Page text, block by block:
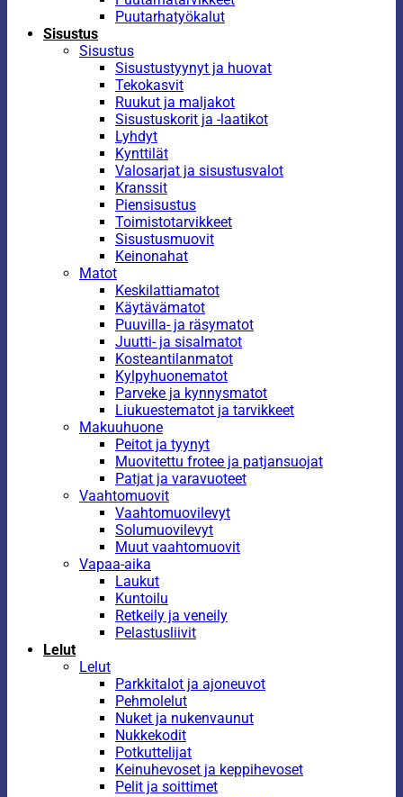
Puutarhatyökalut
Sisustus
Sisustus
Sisustustyynyt ja huovat
Tekokasvit
Ruukut ja maljakot
Sisustuskorit ja -laatikot
Lyhdyt
Kynttilät
Valosarjat ja sisustusvalot
Kranssit
Piensisustus
Toimistotarvikkeet
Sisustusmuovit
Keinonahat
Matot
Keskilattiamatot
Käytävämatot
Puuvilla- ja räsymatot
Juutti- ja sisalmatot
Kosteantilanmatot
Kylpyhuonematot
Parveke ja kynnysmatot
Liukuestematot ja tarvikkeet
Makuuhuone
Peitot ja tyynyt
Muovitettu frotee ja patjansuojat
Patjat ja varavuoteet
Vaahtomuovit
Vaahtomuovilevyt
Solumuovilevyt
Muut vaahtomuovit
Vapaa-aika
Laukut
Kuntoilu
Retkeily ja veneily
Pelastusliivit
Lelut
Lelut
Parkkitalot ja ajoneuvot
Pehmolelut
Nuket ja nukenvaunut
Nukkekodit
Potkuttelijat
Keinuhevoset ja keppihevoset
Pelit ja soittimet